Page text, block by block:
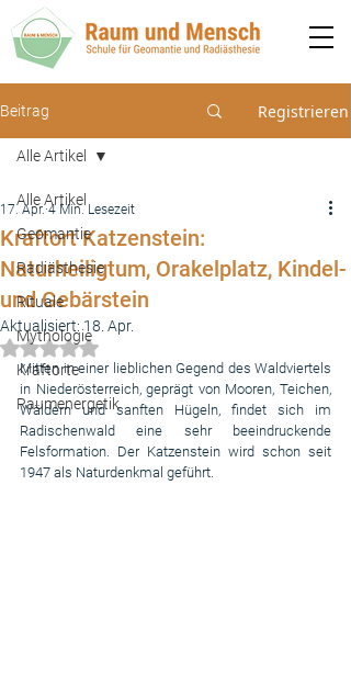
Beitrag Registrieren
Alle Artikel
Geomantie
Radiästhesie
Rituale
Mythologie
Kraftorte
Raumenergetik
Alle Artikel
Kraftort Katzenstein:
Naturheiligtum, Orakelplatz, Kindel-
und Gebärstein
17. Apr. 4 Min. Lesezeit
Aktualisiert:18. Apr.
Mit NaN von 5 Sternen bewertet.
Mitten in einer lieblichen Gegend des Waldviertels
in Niederösterreich, geprägt von Mooren, Teichen,
Wäldern und sanften Hügeln, findet sich im
Radischenwald eine sehr beeindruckende
Felsformation. Der Katzenstein wird schon seit
1947 als Naturdenkmal geführt.